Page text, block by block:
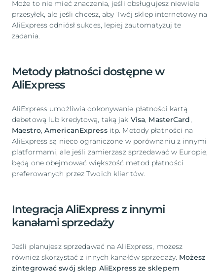
Może to nie mieć znaczenia, jeśli obsługujesz niewiele
przesyłek, ale jeśli chcesz, aby Twój sklep internetowy na
AliExpress odniósł sukces, lepiej zautomatyzuj te
zadania.
Metody płatności dostępne w
AliExpress
AliExpress umożliwia dokonywanie płatności kartą
debetową lub kredytową, taką jak Visa, MasterCard,
Maestro,AmericanExpressitp. Metody płatności na
AliExpress są nieco ograniczone w porównaniu z innymi
platformami, ale jeśli zamierzasz sprzedawać w Europie,
będą one obejmować większość metod płatności
preferowanych przez Twoich klientów.
Integracja AliExpress z innymi
kanałami sprzedaży
Jeśli planujesz sprzedawać na AliExpress, możesz
również skorzystać z innych kanałów sprzedaży. Możesz
zintegrować swój sklep AliExpress ze sklepem